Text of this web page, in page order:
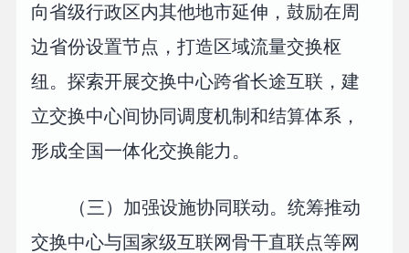
向省级行政区内其他地市延伸，鼓励在周
边省份设置节点，打造区域流量交换枢
纽。探索开展交换中心跨省长途互联，建
立交换中心间协同调度机制和结算体系，
形成全国一体化交换能力。
（三）加强设施协同联动。统筹推动
交换中心与国家级互联网骨干直联点等网